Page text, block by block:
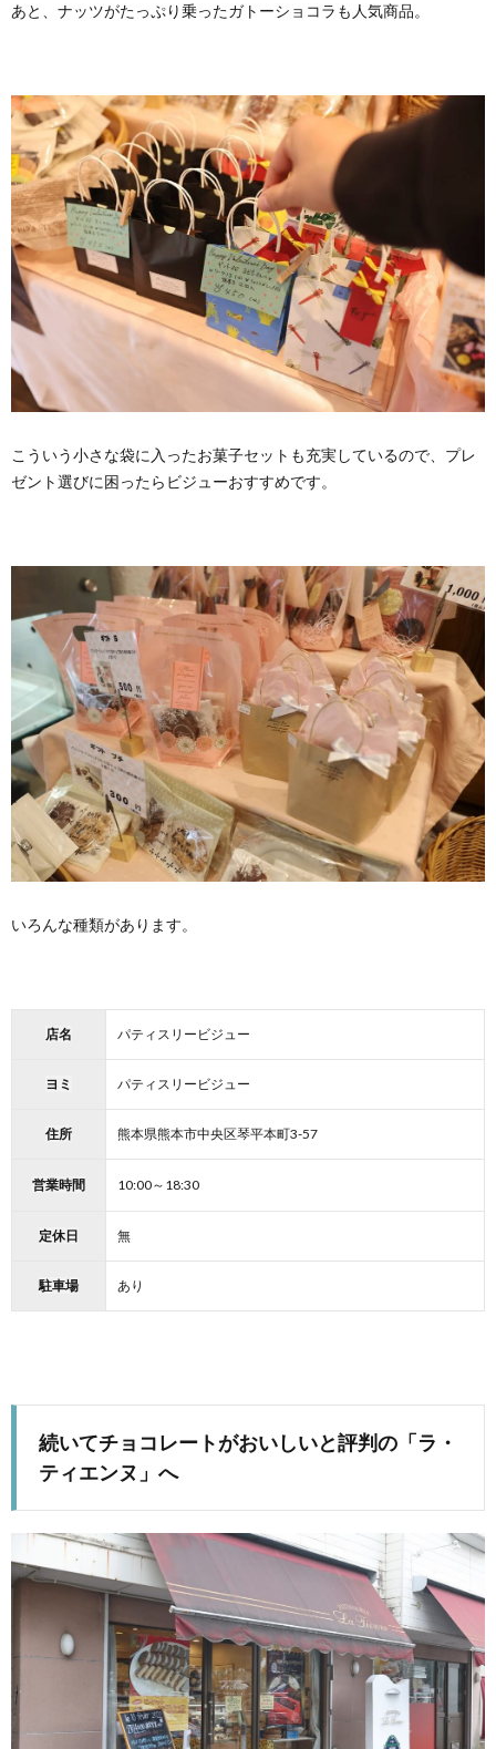
あと、ナッツがたっぷり乗ったガトーショコラも人気商品。
こういう小さな袋に入ったお菓子セットも充実しているので、プレ
ゼント選びに困ったらビジューおすすめです。
いろんな種類があります。
店名 パティスリービジュー
ヨミ パティスリービジュー
住所 熊本県熊本市中央区琴平本町3-57
営業時間 10:00～18:30
定休日 無
駐車場 あり
続いてチョコレートがおいしいと評判の「ラ・
ティエンヌ」へ